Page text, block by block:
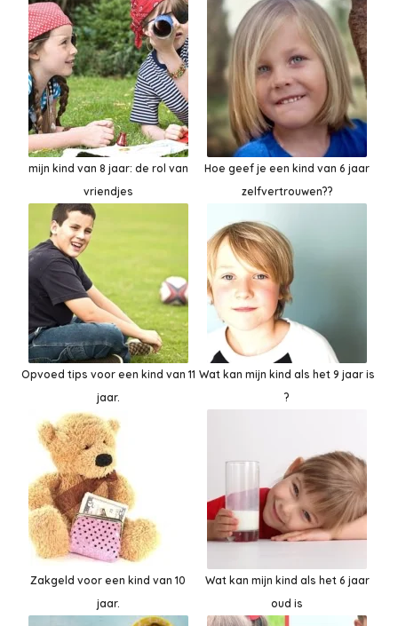
mijn kind van 8 jaar: de rol van
vriendjes
Hoe geef je een kind van 6 jaar
zelfvertrouwen??
Opvoed tips voor een kind van 11
jaar.
Wat kan mijn kind als het 9 jaar is
?
Zakgeld voor een kind van 10
jaar.
Wat kan mijn kind als het 6 jaar
oud is